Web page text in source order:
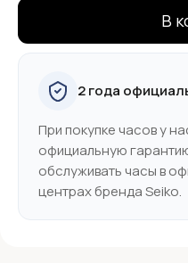
В
2 года
При покупке часов у
официальную
обслуживать часы в
центрах бренда Seiko.